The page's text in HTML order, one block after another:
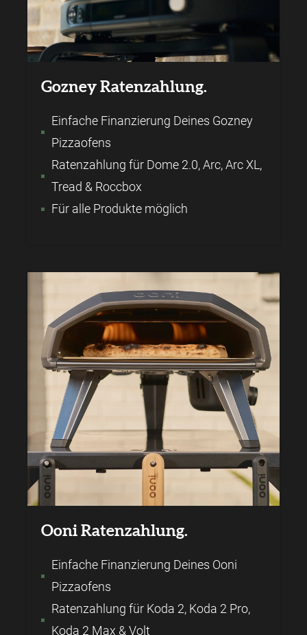
Gozney Ratenzahlung.
Einfache Finanzierung Deines Gozney
Pizzaofens
Ratenzahlung für Dome 2.0, Arc, Arc XL,
Tread & Roccbox
Für alle Produkte möglich
Ooni Ratenzahlung.
Einfache Finanzierung Deines Ooni
Pizzaofens
Ratenzahlung für Koda 2, Koda 2 Pro,
Koda 2 Max & Volt